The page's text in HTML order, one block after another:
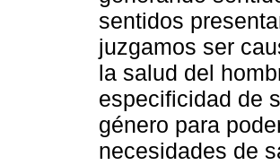
sentidos
juzgamos ser
la salud del
especificidad de
género para
necesidades de